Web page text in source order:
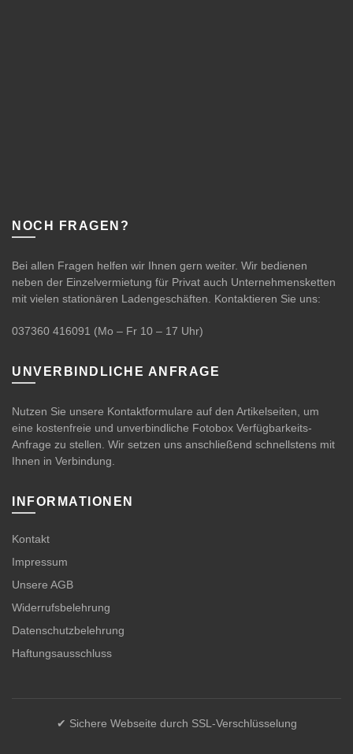
NOCH FRAGEN?
Bei allen Fragen helfen wir Ihnen gern weiter. Wir bedienen
neben der Einzelvermietung für Privat auch Unternehmensketten
mit vielen stationären Ladengeschäften. Kontaktieren Sie uns:
037360 416091 (Mo – Fr 10 – 17 Uhr)
UNVERBINDLICHE ANFRAGE
Nutzen Sie unsere Kontaktformulare auf den Artikelseiten, um
eine kostenfreie und unverbindliche Fotobox Verfügbarkeits-
Anfrage zu stellen. Wir setzen uns anschließend schnellstens mit
Ihnen in Verbindung.
INFORMATIONEN
Kontakt
Impressum
Unsere AGB
Widerrufsbelehrung
Datenschutzbelehrung
Haftungsausschluss
✔ Sichere Webseite durch SSL-Verschlüsselung